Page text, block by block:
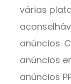
várias
anúncios.
anúncios
anúncios